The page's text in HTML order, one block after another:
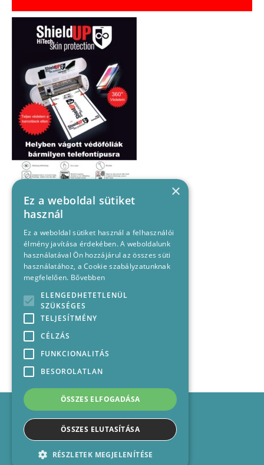
Impresszum
Médiajánlat
Felhasználási feltételek
Kapcsolat
×
Ez a weboldal sütiket
használ
Ez a weboldal sütiket használ a felhasználói
élmény javítása érdekében. A weboldalunk
használatával Ön hozzájárul az összes süti
használatához, a Cookie szabályzatunknak
megfelelően. Bővebben
ELENGEDHETETLENÜL
SZÜKSÉGES
TELJESÍTMÉNY
CÉLZÁS
FUNKCIONALITÁS
BESOROLATLAN
ÖSSZES ELFOGADÁSA
ÖSSZES ELUTASÍTÁSA
RÉSZLETEK MEGJELENÍTÉSE